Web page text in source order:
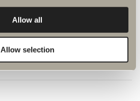
Allow all
Allow selection